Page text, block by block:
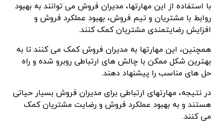
با استفاده از این مهارتها، مدیران فروش می توانند به بهبود
روابط با مشتریان و تیم فروش، بهبود عملکرد فروش و
افزایش رضایتمندی مشتریان کمک کنند.
همچنین، این مهارتها به مدیران فروش کمک می کنند تا به
بهترین شکل ممکن با چالش های ارتباطی روبرو شده و راه
حل های مناسب را پیشنهاد دهند.
در نتیجه، مهارتهای ارتباطی برای مدیران فروش بسیار حیاتی
هستند و به بهبود عملکرد فروش و رضایت مشتریان کمک
می کنند.